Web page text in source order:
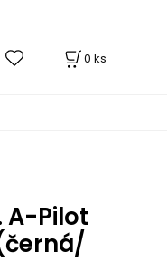
0 ks
A-Pilot